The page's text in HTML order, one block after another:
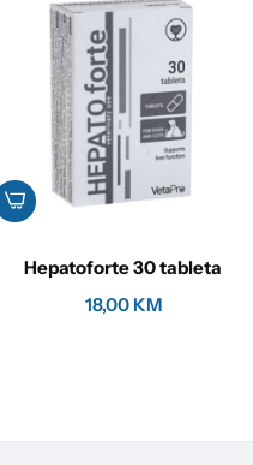
Hepatoforte 30 tableta
18,00 KM